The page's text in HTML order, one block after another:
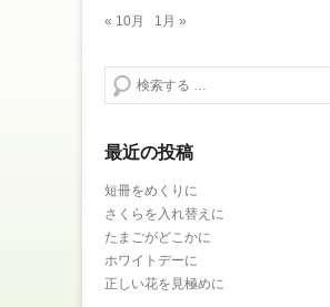
« 10月 1月 »
検索する
最近の投稿
短冊をめくりに
さくらを入れ替えに
たまごがどこかに
ホワイトデーに
正しい花を見極めに